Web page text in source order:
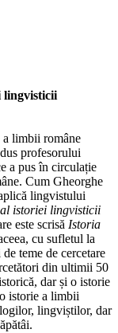
lingvisticii
a limbii române
profesorului
a pus în circulație
Cum Gheorghe
lingvistului
istoriei lingvisticii
este scrisă Istoria
cu sufletul la
teme de cercetare
din ultimii 50
dar și o istorie
istorie a limbii
lingviștilor, dar